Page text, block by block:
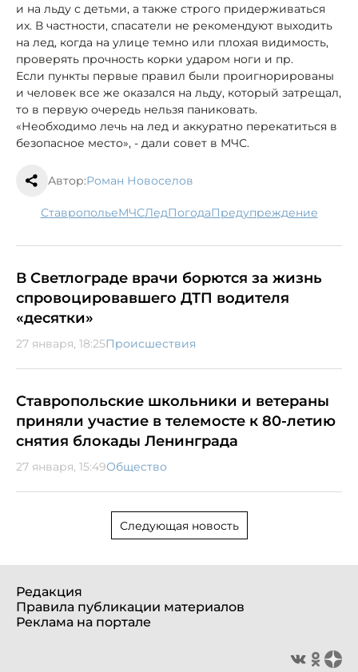
и на льду с детьми, а также строго придерживаться
их. В частности, спасатели не рекомендуют выходить
на лед, когда на улице темно или плохая видимость,
проверять прочность корки ударом ноги и пр.
Если пункты первые правил были проигнорированы
и человек все же оказался на льду, который затрещал,
то в первую очередь нельзя паниковать.
«Необходимо лечь на лед и аккуратно перекатиться в
безопасное место», - дали совет в МЧС.
Автор:Роман Новоселов
Ставрополье МЧС лед погода предупреждение
В Светлограде врачи борются за жизнь
спровоцировавшего ДТП водителя
«десятки»
27 января, 18:25Происшествия
Ставропольские школьники и ветераны
приняли участие в телемосте к 80-летию
снятия блокады Ленинграда
27 января, 15:49Общество
Следующая новость
Редакция
Правила публикации материалов
Реклама на портале